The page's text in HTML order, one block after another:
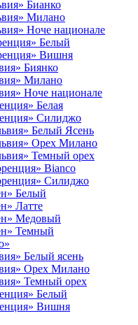
Бианко
Милано
Ноче национале
Белый
Вишня
Биянко
Милано
Ноче национале
Белая
Силиджо
Белый Ясень
Орех Милано
Темный орех
Bianco
Силиджо
Белый
Латте
Медовый
Темный
Белый ясень
Орех Милано
Темный орех
Белый
Вишня